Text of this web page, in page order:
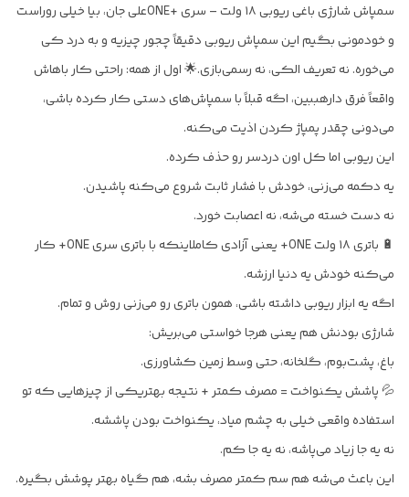
سمپاش شارژی باغی ریوبی ۱۸ ولت – سری +ONEعلی جان، بیا خیلی روراست
و خودمونی بگیم این سمپاش ریوبی دقیقاً چجور چیزیه و به درد کی
می‌خوره. نه تعریف الکی، نه رسمی‌بازی.🌟 اول از همه: راحتی کار باهاش
واقعاً فرق دارهببین، اگه قبلاً با سمپاش‌های دستی کار کرده باشی،
می‌دونی چقدر پمپاژ کردن اذیت می‌کنه.
این ریوبی اما کل اون دردسر رو حذف کرده.
یه دکمه می‌زنی، خودش با فشار ثابت شروع می‌کنه پاشیدن.
نه دست خسته می‌شه، نه اعصابت خورد.
🔋 باتری ۱۸ ولت ONE+ یعنی آزادی کاملاینکه با باتری سری ONE+ کار
می‌کنه خودش یه دنیا ارزشه.
اگه یه ابزار ریوبی داشته باشی، همون باتری رو می‌زنی روش و تمام.
شارژی بودنش هم یعنی هرجا خواستی می‌بریش:
باغ، پشت‌بوم، گلخانه، حتی وسط زمین کشاورزی.
💦 پاشش یکنواخت = مصرف کمتر + نتیجه بهتریکی از چیزهایی که تو
استفاده واقعی خیلی به چشم میاد، یکنواخت بودن پاششه.
نه یه جا زیاد می‌پاشه، نه یه جا کم.
این باعث می‌شه هم سم کمتر مصرف بشه، هم گیاه بهتر پوشش بگیره.